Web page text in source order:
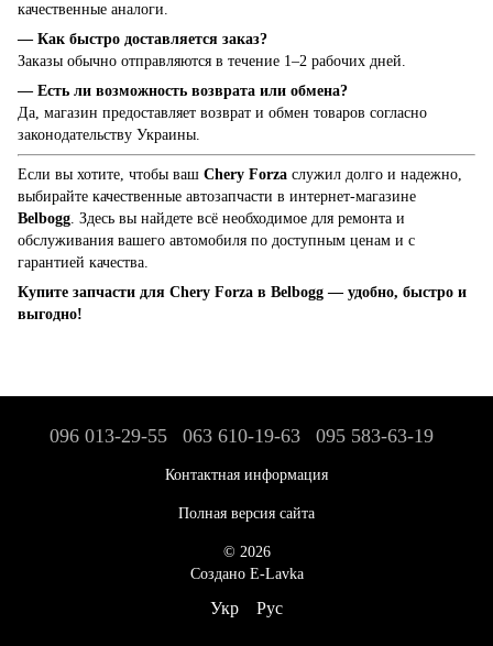
качественные аналоги.
— Как быстро доставляется заказ?
Заказы обычно отправляются в течение 1–2 рабочих дней.
— Есть ли возможность возврата или обмена?
Да, магазин предоставляет возврат и обмен товаров согласно
законодательству Украины.
Если вы хотите, чтобы ваш Chery Forza служил долго и надежно,
выбирайте качественные автозапчасти в интернет-магазине
Belbogg. Здесь вы найдете всё необходимое для ремонта и
обслуживания вашего автомобиля по доступным ценам и с
гарантией качества.
Купите запчасти для Chery Forza в Belbogg — удобно, быстро и
выгодно!
096 013-29-55 063 610-19-63 095 583-63-19
Контактная информация
Полная версия сайта
© 2026
Создано E-Lavka
Укр Рус